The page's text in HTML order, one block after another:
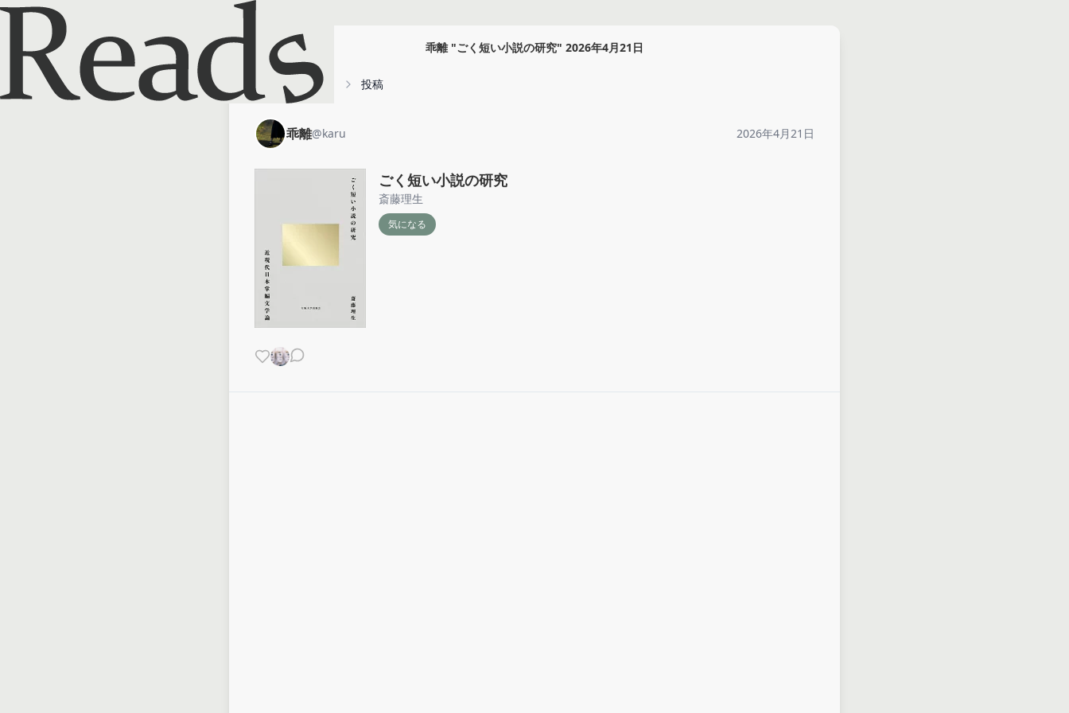
乖離"ごく短い小説の研究" 2026年4月21日
乖離 投稿
乖離@karu 2026年4月21日
ごく短い小説の研究
斎藤理生
気になる